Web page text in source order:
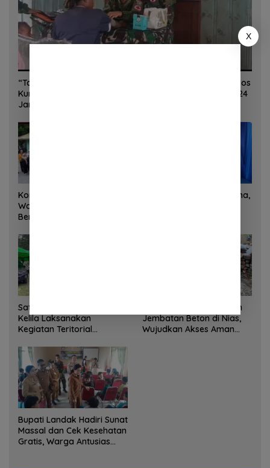
“Torang Sehat Kampung Kuat” Satgas Yonif 645/GTY Pos
Kurima Melaksanakan Pelayanan kesehatan Gratis 1 x 24
Jam
Korem 132/Tadulako dan
Warga Gotong Royong
Bersihkan Gedung Juang
Sinergi Kementrans-Aruna,
Satgas Yonif 645 GTY Pos
Kelila Laksanakan
Kegiatan Teritorial
Tokoh Adat dan Lurah
Satgas Bakti TNI Bangun
Jembatan Beton di Nias,
Wujudkan Akses Aman
Bupati Landak Hadiri Sunat
Massal dan Cek Kesehatan
Gratis, Warga Antusias
X